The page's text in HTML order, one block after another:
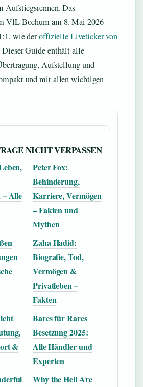
Aufstiegsrennen. Das
VfL Bochum am 8. Mai 2026
wie deroffizielle Liveticker von
Guide enthält alle
Aufstellung und
und mit allen wichtigen
NICHT VERPASSEN
– Alle
Peter Fox:
Behinderung,
Karriere, Vermögen
– Fakten und
Mythen
Zaha Hadid:
Biografie, Tod,
Vermögen &
Privatleben –
Fakten
&
Bares für Rares
Besetzung 2025:
Alle Händler und
Experten
Why the Hell Are